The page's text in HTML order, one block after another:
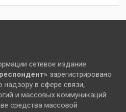
сетевое издание
зарегистрировано
в сфере связи,
и массовых коммуникаций
средства массовой